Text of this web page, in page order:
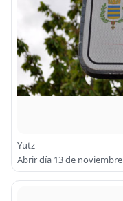
Yutz
Abrir día 13 de noviembre